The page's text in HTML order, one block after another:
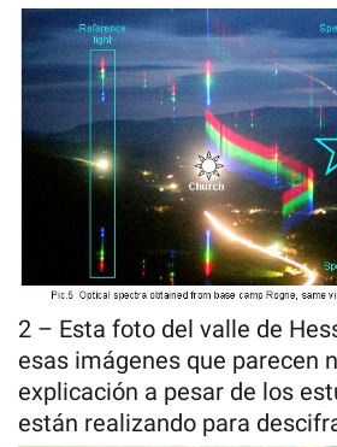
2 – Esta foto del valle de
esas imágenes que parecen
explicación a pesar de los
están realizando para